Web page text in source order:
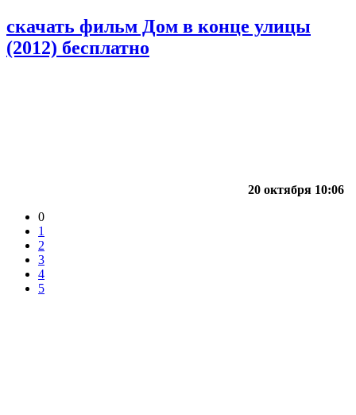
скачать фильм Дом в конце улицы
(2012) бесплатно
20 октября 10:06
0
1
2
3
4
5